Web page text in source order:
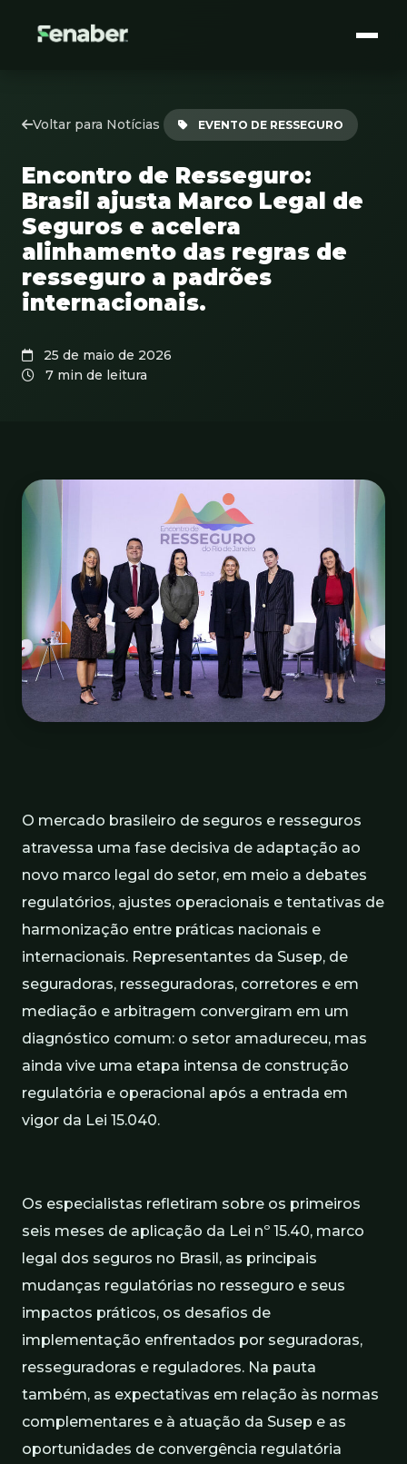
Voltar para Notícias EVENTO DE RESSEGURO
Encontro de Resseguro:
Brasil ajusta Marco Legal de
Seguros e acelera
alinhamento das regras de
resseguro a padrões
internacionais.
25 de maio de 2026
7 min de leitura
O mercado brasileiro de seguros e resseguros
atravessa uma fase decisiva de adaptação ao
novo marco legal do setor, em meio a debates
regulatórios, ajustes operacionais e tentativas de
harmonização entre práticas nacionais e
internacionais. Representantes da Susep, de
seguradoras, resseguradoras, corretores e em
mediação e arbitragem convergiram em um
diagnóstico comum: o setor amadureceu, mas
ainda vive uma etapa intensa de construção
regulatória e operacional após a entrada em
vigor da Lei 15.040.
Os especialistas refletiram sobre os primeiros
seis meses de aplicação da Lei nº 15.40, marco
legal dos seguros no Brasil, as principais
mudanças regulatórias no resseguro e seus
impactos práticos, os desafios de
implementação enfrentados por seguradoras,
resseguradoras e reguladores. Na pauta
também, as expectativas em relação às normas
complementares e à atuação da Susep e as
oportunidades de convergência regulatória